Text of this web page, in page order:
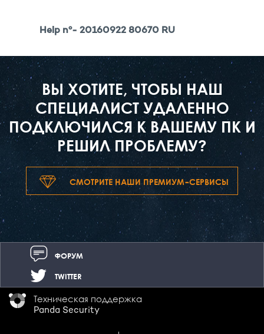
Help nº- 20160922 80670 RU
ВЫ ХОТИТЕ, ЧТОБЫ НАШ
СПЕЦИАЛИСТ УДАЛЕННО
ПОДКЛЮЧИЛСЯ К ВАШЕМУ ПК И
РЕШИЛ ПРОБЛЕМУ?
СМОТРИТЕ НАШИ ПРЕМИУМ-СЕРВИСЫ
TWITTER
ФОРУМ
Техническая поддержка
Panda Security